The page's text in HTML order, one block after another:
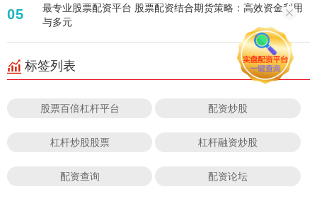
05
最专业股票配资平台 股票配资结合期货策略：高效资金利用
与多元
标签列表
股票百倍杠杆平台 配资炒股
杠杆炒股股票 杠杆融资炒股
配资查询 配资论坛